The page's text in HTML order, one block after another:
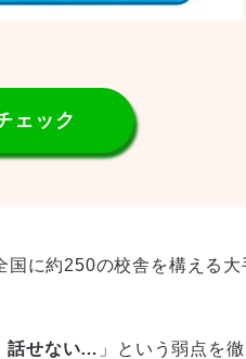
ェック
国に約250の校舎を構える大
話せない… 」という弱点を